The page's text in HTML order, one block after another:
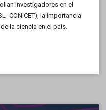
investigadores en el
CONICET), la importancia
la ciencia en el país.